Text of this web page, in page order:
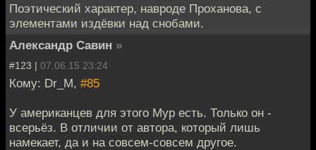
Поэтический характер, навроде Проханова, с
элементами издёвки над снобами.
Александр Савин »
#123 | 07.06.15 23:24
Кому: Dr_M, #85
У американцев для этого Мур есть. Только он -
всерьёз. В отличии от автора, который лишь
намекает, да и на совсем-совсем другое.